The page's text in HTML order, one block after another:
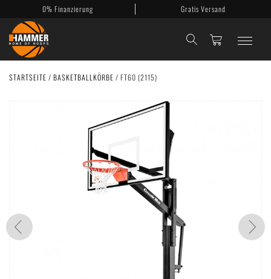
0% Finanzierung Gratis Versand
Basketballkörbe
Mobile Körbe
Backboards
Zubehör
STARTSEITE / BASKETBALLKÖRBE / FT60 (2115)